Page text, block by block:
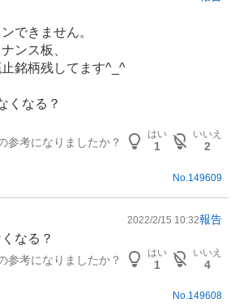
できません。
ンス板、
銘柄残してます^_^
くなる？
参考になりましたか？
はい
1
いいえ
2
No.149609
2022/2/15 10:32報告
なる？
参考になりましたか？
はい
1
いいえ
4
No.149608